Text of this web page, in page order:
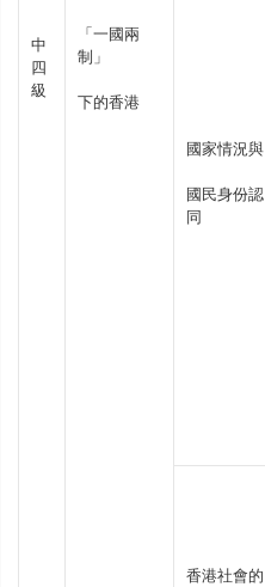
中
四
級
「一國兩
制」
下的香港
國家情況與
國民身份認
同
香港社會的